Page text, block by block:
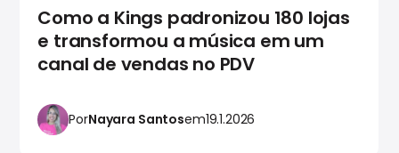
Como a Kings padronizou 180 lojas
e transformou a música em um
canal de vendas no PDV
PorNayara Santosem19.1.2026